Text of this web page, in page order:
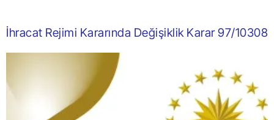
İhracat Rejimi Kararında Değişiklik Karar 97/10308